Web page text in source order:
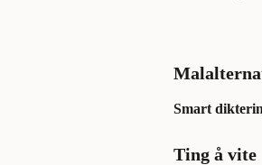
Smart
Ting å vite